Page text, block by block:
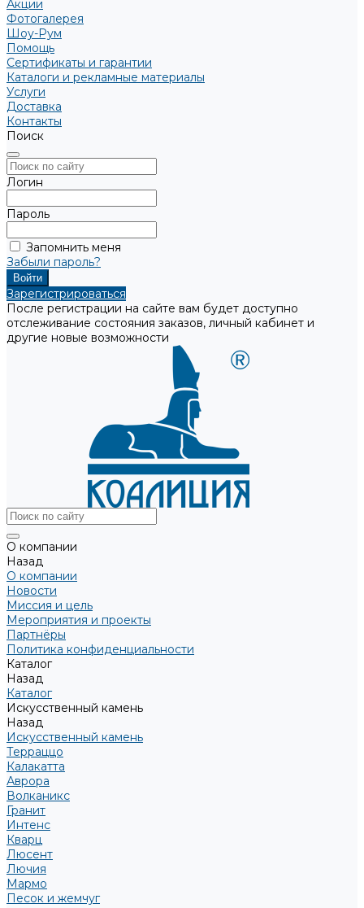
Акции
Фотогалерея
Шоу-Рум
Помощь
Сертификаты и гарантии
Каталоги и рекламные материалы
Услуги
Доставка
Контакты
Поиск
Логин
Пароль
Запомнить меня
Забыли пароль?
Зарегистрироваться
После регистрации на сайте вам будет доступно
отслеживание состояния заказов, личный кабинет и
другие новые возможности
О компании
Назад
О компании
Новости
Миссия и цель
Мероприятия и проекты
Партнёры
Политика конфиденциальности
Каталог
Назад
Каталог
Искусственный камень
Назад
Искусственный камень
Терраццо
Калакатта
Аврора
Волканикс
Гранит
Интенс
Кварц
Люсент
Лючия
Мармо
Песок и жемчуг